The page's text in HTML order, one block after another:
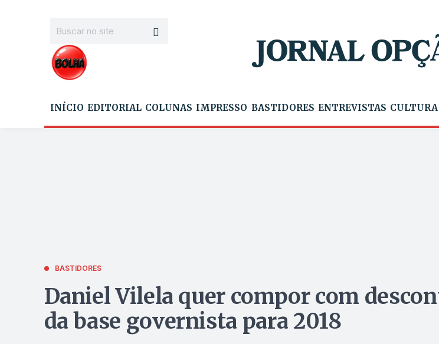
INÍCIO EDITORIAL COLUNAS IMPRESSO BASTIDORES ENTREVISTAS CULTURA
BASTIDORES
Daniel Vilela quer compor com
da base governista para 2018